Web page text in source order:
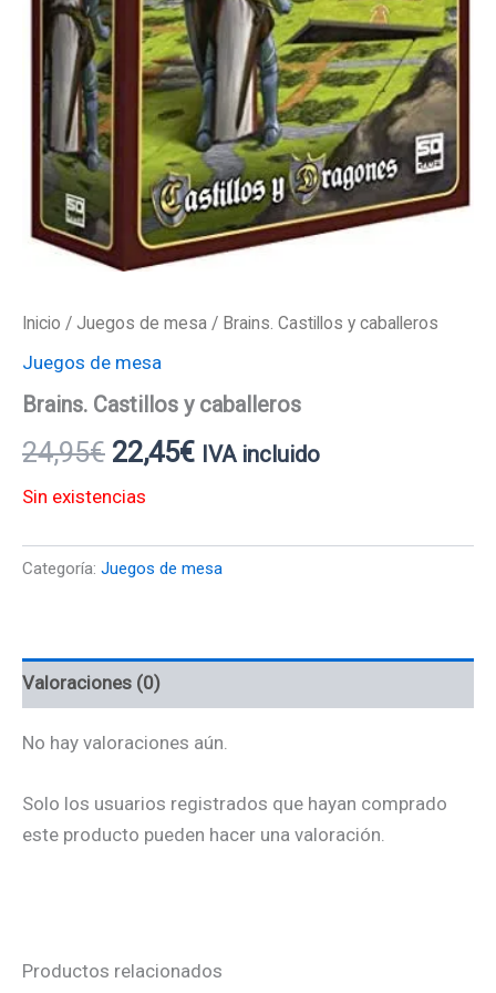
Inicio / Juegos de mesa / Brains. Castillos y caballeros
Juegos de mesa
Brains. Castillos y caballeros
24,95€ 22,45€ IVA incluido
Sin existencias
Categoría: Juegos de mesa
Valoraciones (0)
No hay valoraciones aún.
Solo los usuarios registrados que hayan comprado
este producto pueden hacer una valoración.
Productos relacionados